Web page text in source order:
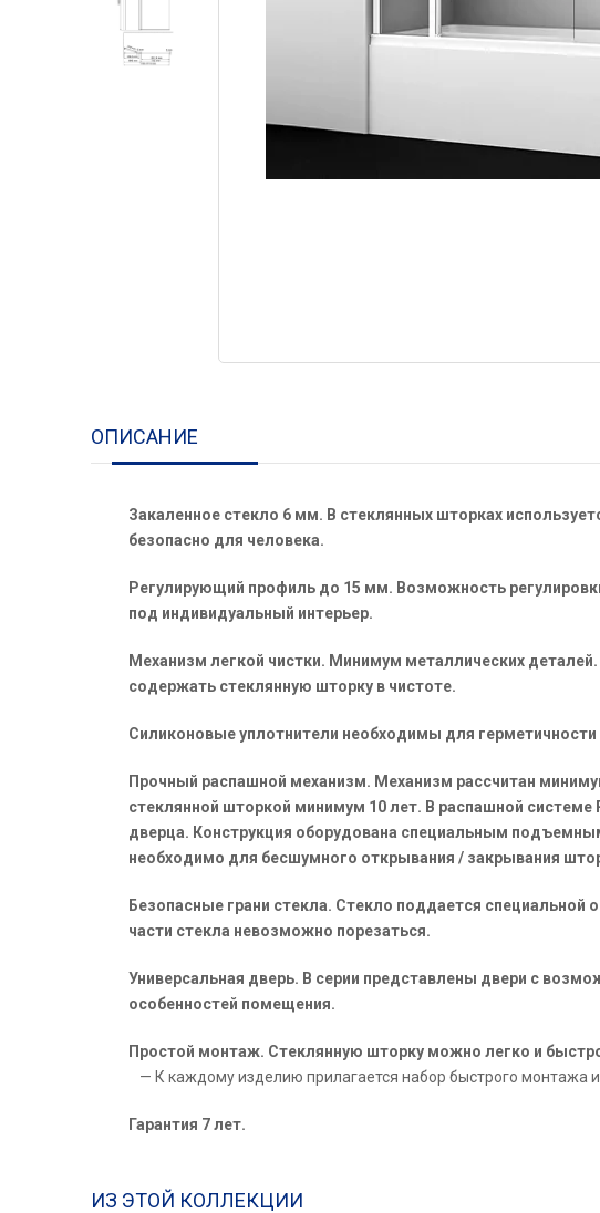
ОПИСАНИЕ
Закаленное стекло 6 мм. В стеклянных шторках
безопасно для человека.
Регулирующий профиль до 15 мм. Возможность
под индивидуальный интерьер.
Механизм легкой чистки. Минимум металлических
содержать стеклянную шторку в чистоте.
Силиконовые уплотнители необходимы для герметичности
Прочный распашной механизм. Механизм рассчитан
стеклянной шторкой минимум 10 лет. В распашной системе
дверца. Конструкция оборудована специальным
необходимо для бесшумного открывания / закрывания
Безопасные грани стекла. Стекло поддается
части стекла невозможно порезаться.
Универсальная дверь. В серии представлены двери с
особенностей помещения.
Простой монтаж. Стеклянную шторку можно легко и
К каждому изделию прилагается набор быстрого монтажа
Гарантия 7 лет.
ИЗ ЭТОЙ КОЛЛЕКЦИИ